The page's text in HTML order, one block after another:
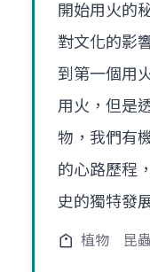
開始用火的
對文化的影
到第一個用
用火，但是
物，我們有
的心路歷程
史的獨特發
植物 昆蟲